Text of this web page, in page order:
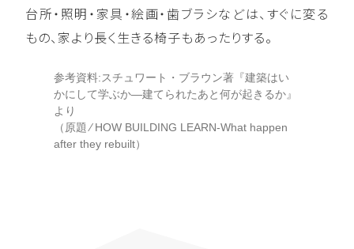
台所・照明・家具・絵画・歯ブラシなどは、すぐに変る
もの、家より長く生きる椅子もあったりする。
参考資料:スチュワート・ブラウン著『建築はい
かにして学ぶか―建てられたあと何が起きるか』
より
（原題 ⁄ HOW BUILDING LEARN-What happen
after they rebuilt）